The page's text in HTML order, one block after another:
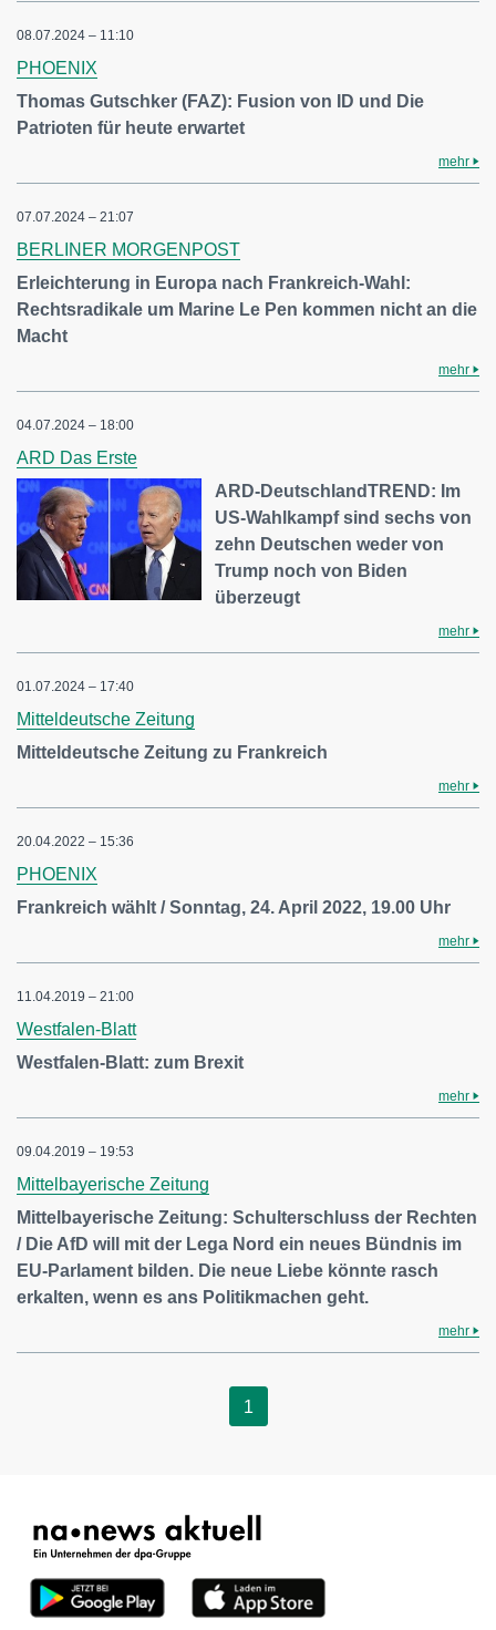
08.07.2024 – 11:10
PHOENIX
Thomas Gutschker (FAZ): Fusion von ID und Die
Patrioten für heute erwartet
mehr
07.07.2024 – 21:07
BERLINER MORGENPOST
Erleichterung in Europa nach Frankreich-Wahl:
Rechtsradikale um Marine Le Pen kommen nicht an die
Macht
mehr
04.07.2024 – 18:00
ARD Das Erste
ARD-DeutschlandTREND: Im
US-Wahlkampf sind sechs von
zehn Deutschen weder von
Trump noch von Biden
überzeugt
mehr
01.07.2024 – 17:40
Mitteldeutsche Zeitung
Mitteldeutsche Zeitung zu Frankreich
mehr
20.04.2022 – 15:36
PHOENIX
Frankreich wählt / Sonntag, 24. April 2022, 19.00 Uhr
mehr
11.04.2019 – 21:00
Westfalen-Blatt
Westfalen-Blatt: zum Brexit
mehr
09.04.2019 – 19:53
Mittelbayerische Zeitung
Mittelbayerische Zeitung: Schulterschluss der Rechten
/ Die AfD will mit der Lega Nord ein neues Bündnis im
EU-Parlament bilden. Die neue Liebe könnte rasch
erkalten, wenn es ans Politikmachen geht.
mehr
1